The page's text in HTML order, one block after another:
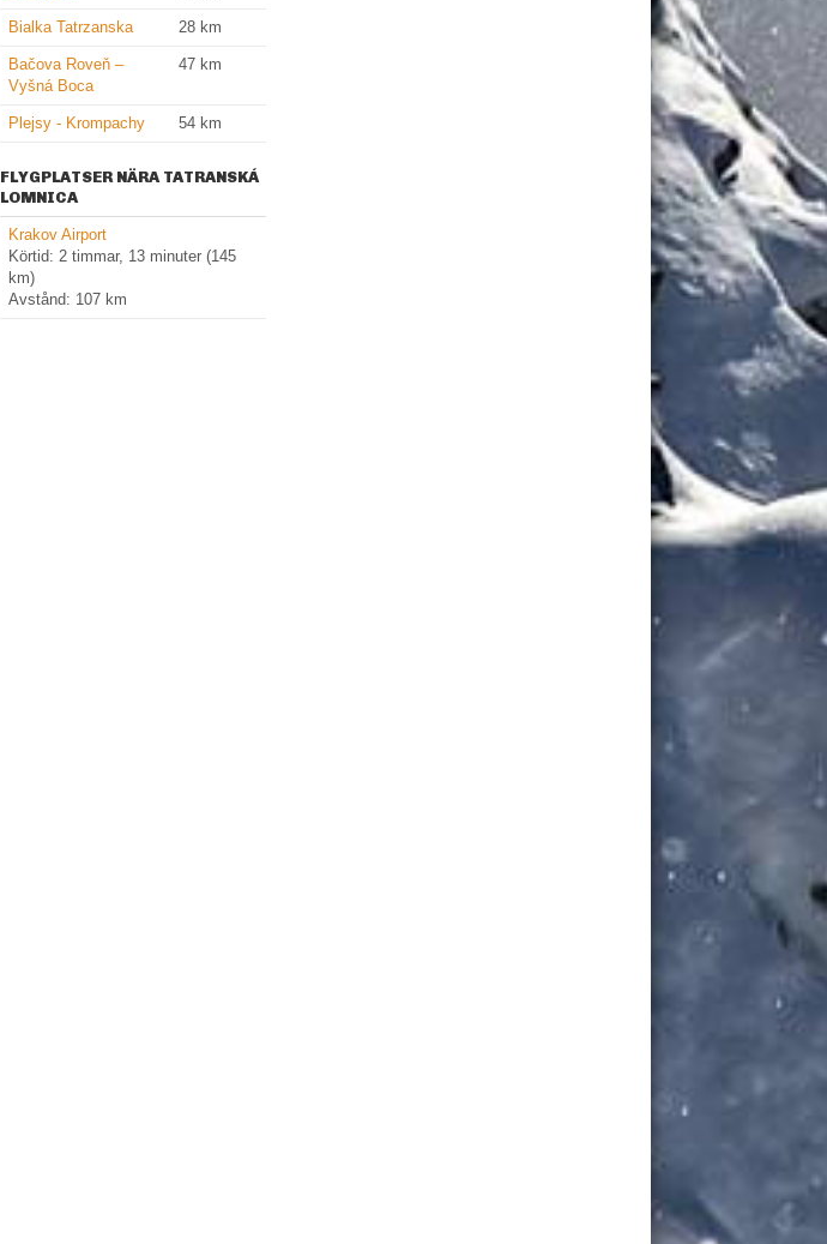
Bialka Tatrzanska 28 km
Bačova Roveň –
Vyšná Boca
47 km
Plejsy - Krompachy 54 km
FLYGPLATSER NÄRA TATRANSKÁ
LOMNICA
Krakov Airport
Körtid: 2 timmar, 13 minuter (145
km)
Avstånd: 107 km